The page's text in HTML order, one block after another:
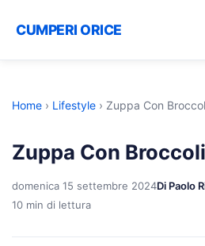
CUMPERI ORICE
Home › Lifestyle › Zuppa Con
Zuppa Con
domenica 15 settembre 2024Di Paolo
10 min di lettura